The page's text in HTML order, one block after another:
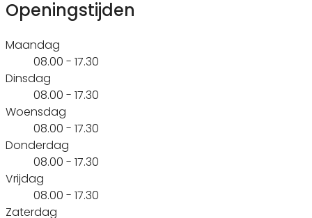
Openingstijden
Maandag
08.00 - 17.30
Dinsdag
08.00 - 17.30
Woensdag
08.00 - 17.30
Donderdag
08.00 - 17.30
Vrijdag
08.00 - 17.30
Zaterdag